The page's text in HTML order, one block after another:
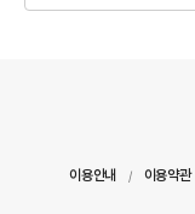
이용안내 / 이용약관